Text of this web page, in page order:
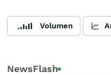
Volumen
NewsFlash